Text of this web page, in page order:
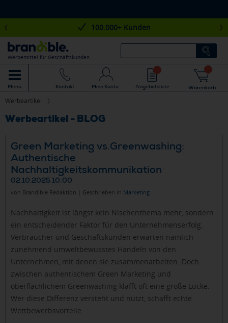
100.000+ Kunden
Werbemittel für Geschäftskunden
Menü Kontakt Mein Konto Angebotsliste Warenkorb
Werbeartikel
Werbeartikel - BLOG
Green Marketing vs.Greenwashing:
Authentische
Nachhaltigkeitskommunikation
02.10.2025 10:00
von Brandible Redaktion | Geschrieben in Marketing
Nachhaltigkeit ist längst kein Nischenthema mehr, sondern
ein entscheidender Faktor für den Unternehmenserfolg.
Verbraucher und Geschäftskunden erwarten nämlich
zunehmend umweltbewusstes Handeln von den
Unternehmen, mit denen sie zusammenarbeiten. Doch
zwischen authentischem Green Marketing und
oberflächlichem Greenwashing klafft oft eine große Lücke.
Wer diese Differenz versteht und nutzt, schafft echte
Wettbewerbsvorteile.